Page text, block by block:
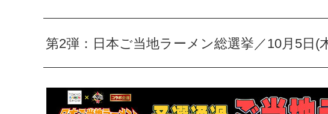
第2弾：日本ご当地ラーメン総選挙／10⽉5⽇(